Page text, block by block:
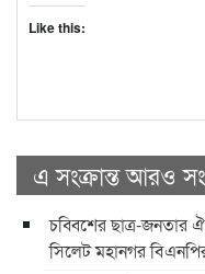
Like this:
এ সংক্রান্ত আরও
চব্বিশের ছাত্র-জনতার
সিলেট মহানগর